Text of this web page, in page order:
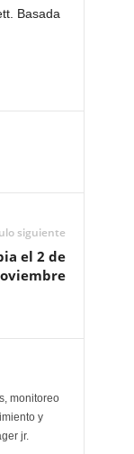
Basada
siguiente
el 2 de
monitoreo
y
jr.